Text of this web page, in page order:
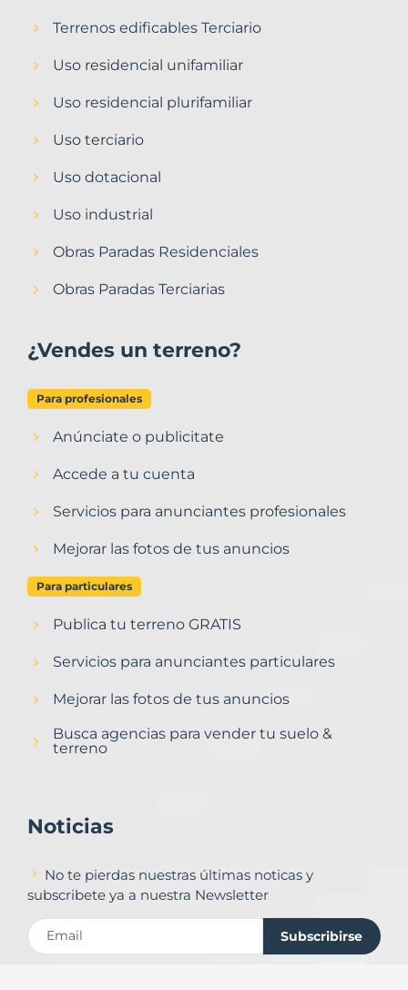
Terrenos edificables Terciario
Uso residencial unifamiliar
Uso residencial plurifamiliar
Uso terciario
Uso dotacional
Uso industrial
Obras Paradas Residenciales
Obras Paradas Terciarias
¿Vendes un terreno?
Para profesionales
Anúnciate o publicitate
Accede a tu cuenta
Servicios para anunciantes profesionales
Mejorar las fotos de tus anuncios
Para particulares
Publica tu terreno GRATIS
Servicios para anunciantes particulares
Mejorar las fotos de tus anuncios
Busca agencias para vender tu suelo &
terreno
Noticias
No te pierdas nuestras últimas noticas y
subscribete ya a nuestra Newsletter
Subscribirse